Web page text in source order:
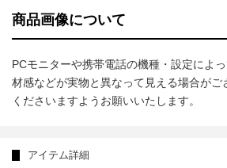
商品画像について
PCモニターや携帯電話の機種・設定によ
材感などが実物と異なって見える場合がご
くださいますようお願いいたします。
アイテム詳細